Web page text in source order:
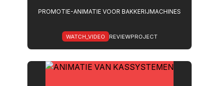
PROMOTIE-ANIMATIE VOOR BAKKERIJMACHINES
WATCH_VIDEO REVIEWPROJECT